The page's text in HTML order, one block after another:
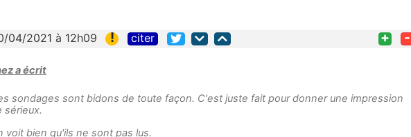
04/2021 à 12h09 ! citer + -
a écrit
sondages sont bidons de toute façon. C'est juste fait pour donner une impression
sérieux.
voit bien qu'ils ne sont pas lus.